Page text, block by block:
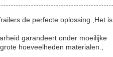
de perfecte oplossing.,Het is
garandeert onder moeilijke
hoeveelheden materialen.,